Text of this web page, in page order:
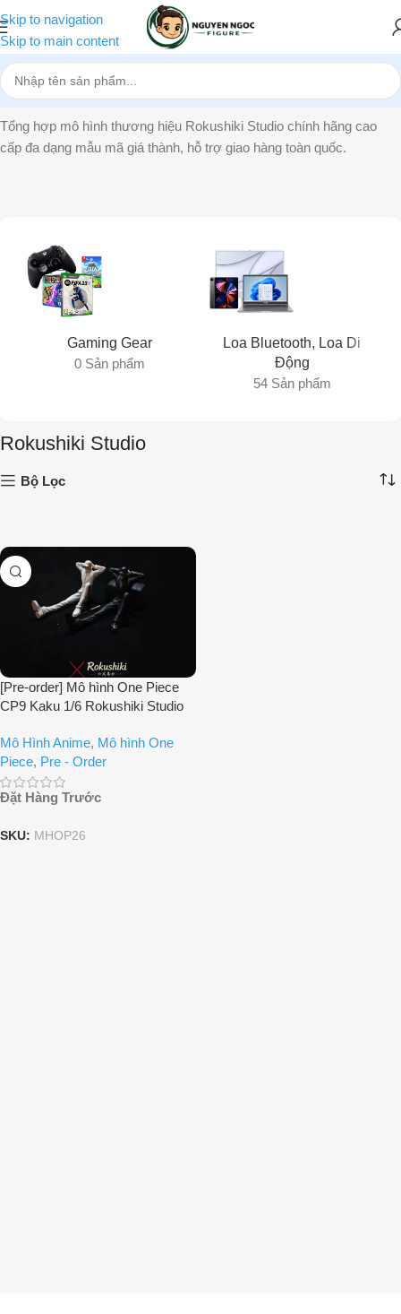
Skip to navigation
Skip to main content
Trang chủ»Rokushiki Studio
Tổng hợp mô hình thương hiệu Rokushiki Studio chính hãng cao
cấp đa dạng mẫu mã giá thành, hỗ trợ giao hàng toàn quốc.
Gaming Gear
0 Sản phẩm
Loa Bluetooth, Loa Di
Động
54 Sản phẩm
Rokushiki Studio
Bộ Lọc
[Pre-order] Mô hình One Piece
CP9 Kaku 1/6 Rokushiki Studio
Mô Hình Anime, Mô hình One
Piece, Pre - Order
Đặt Hàng Trước
SKU: MHOP26